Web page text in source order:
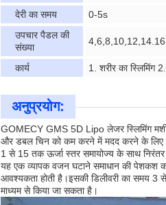
देरी का समय
0-5s
उपचार पैडल की
संख्या
4,6,8,10,12,14.16
कार्य 1. शरीर का स्लिमिंग
अनुप्रयोग:
GOMECY GMS 5D Lipo लेजर स्लिमिंग
और डबल चिन को कम करने में मदद करने के लिए
1 से 15 तक ऊर्जा स्तर समायोज्य के साथ
यह एक व्यापक वजन घटाने समाधान की पेशकश
आवश्यकता होती है।इसकी डिलीवरी का समय
माध्यम से किया जा सकता है।